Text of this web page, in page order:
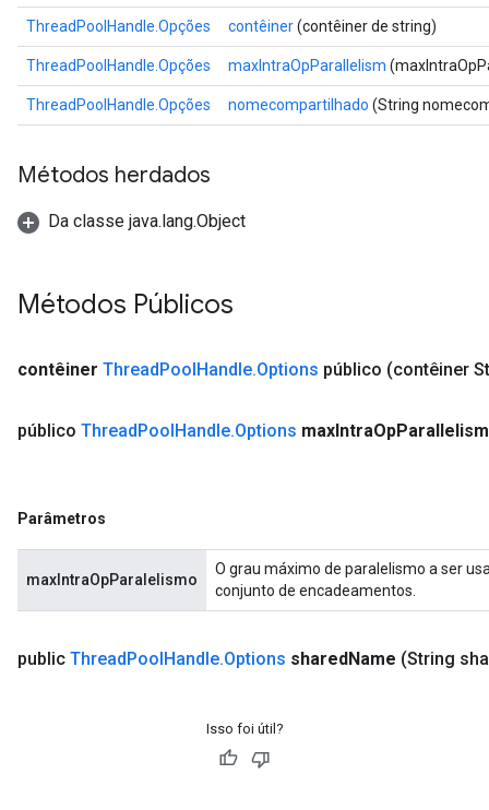
ThreadPoolHandle.Opções contêiner(contêiner de string)
ThreadPoolHandle.Opções maxIntraOpParallelism
ThreadPoolHandle.Opções nomecompartilhado (String
Métodos herdados
Da classe java.lang.Object
Métodos Públicos
contêiner ThreadPoolHandle.Options público (contêiner
público ThreadPoolHandle.Options maxIntraOpParallelism
Parâmetros
maxIntraOpParalelismo
O grau máximo de paralelismo a ser
conjunto de encadeamentos.
public ThreadPoolHandle.Options sharedName (String
Isso foi útil?